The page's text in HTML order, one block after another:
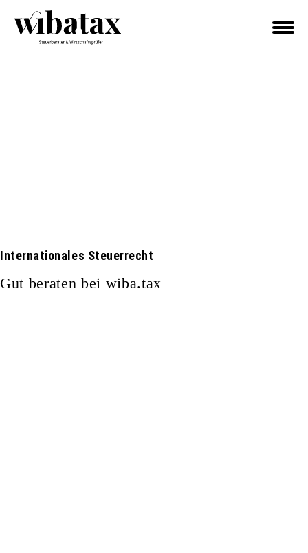
Internationales Steuerrecht
Gut beraten bei wiba.tax